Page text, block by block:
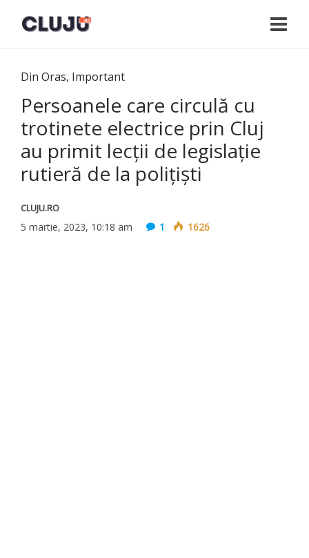
Din Oras, Important
Persoanele care circulă cu
trotinete electrice prin Cluj
au primit lecţii de legislaţie
rutieră de la poliţişti
CLUJU.RO
5 martie, 2023, 10:18 am 1 1626